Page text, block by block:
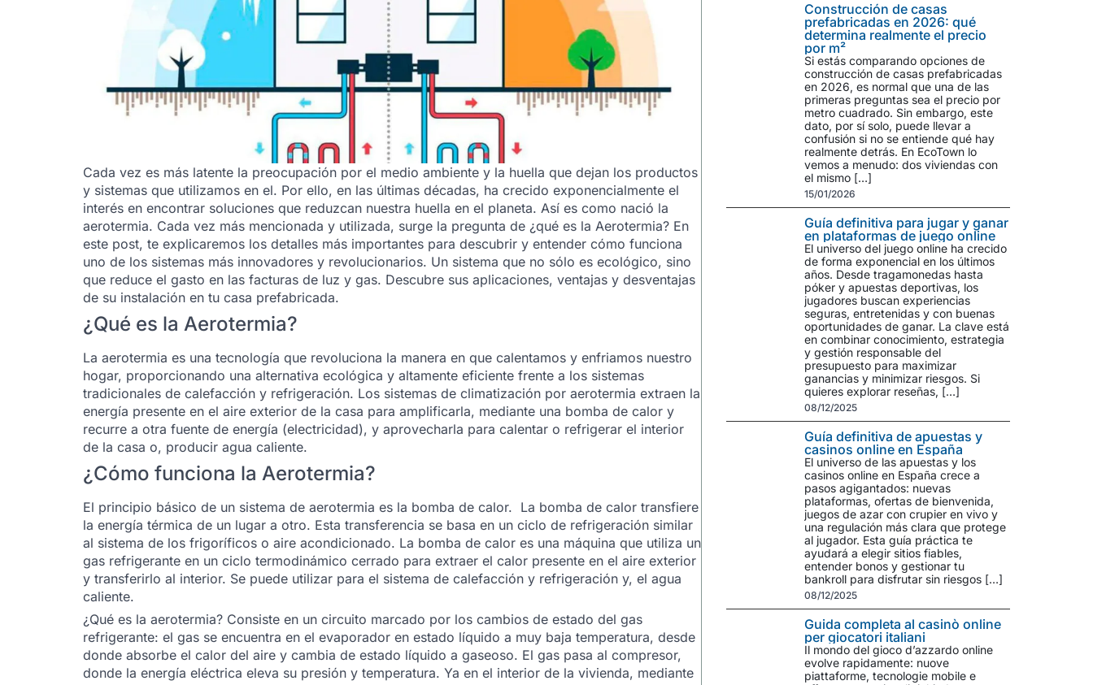
Cada vez es más latente la preocupación por el medio ambiente y la huella que dejan los productos
y sistemas que utilizamos en el. Por ello, en las últimas décadas, ha crecido exponencialmente el
interés en encontrar soluciones que reduzcan nuestra huella en el planeta. Así es como nació la
aerotermia. Cada vez más mencionada y utilizada, surge la pregunta de ¿qué es la Aerotermia? En
este post, te explicaremos los detalles más importantes para descubrir y entender cómo funciona
uno de los sistemas más innovadores y revolucionarios. Un sistema que no sólo es ecológico, sino
que reduce el gasto en las facturas de luz y gas. Descubre sus aplicaciones, ventajas y desventajas
de su instalación en tu casa prefabricada.
¿Qué es la Aerotermia?
La aerotermia es una tecnología que revoluciona la manera en que calentamos y enfriamos nuestro
hogar, proporcionando una alternativa ecológica y altamente eficiente frente a los sistemas
tradicionales de calefacción y refrigeración. Los sistemas de climatización por aerotermia extraen la
energía presente en el aire exterior de la casa para amplificarla, mediante una bomba de calor y
recurre a otra fuente de energía (electricidad), y aprovecharla para calentar o refrigerar el interior
de la casa o, producir agua caliente.
¿Cómo funciona la Aerotermia?
El principio básico de un sistema de aerotermia es la bomba de calor. La bomba de calor transfiere
la energía térmica de un lugar a otro. Esta transferencia se basa en un ciclo de refrigeración similar
al sistema de los frigoríficos o aire acondicionado. La bomba de calor es una máquina que utiliza un
gas refrigerante en un ciclo termodinámico cerrado para extraer el calor presente en el aire exterior
y transferirlo al interior. Se puede utilizar para el sistema de calefacción y refrigeración y, el agua
caliente.
¿Qué es la aerotermia? Consiste en un circuito marcado por los cambios de estado del gas
refrigerante: el gas se encuentra en el evaporador en estado líquido a muy baja temperatura, desde
donde absorbe el calor del aire y cambia de estado líquido a gaseoso. El gas pasa al compresor,
donde la energía eléctrica eleva su presión y temperatura. Ya en el interior de la vivienda, mediante
Construcción de casas
prefabricadas en 2026: qué
determina realmente el precio
por m²
Si estás comparando opciones de
construcción de casas prefabricadas
en 2026, es normal que una de las
primeras preguntas sea el precio por
metro cuadrado. Sin embargo, este
dato, por sí solo, puede llevar a
confusión si no se entiende qué hay
realmente detrás. En EcoTown lo
vemos a menudo: dos viviendas con
el mismo […]
15/01/2026
Guía definitiva para jugar y ganar
en plataformas de juego online
El universo del juego online ha crecido
de forma exponencial en los últimos
años. Desde tragamonedas hasta
póker y apuestas deportivas, los
jugadores buscan experiencias
seguras, entretenidas y con buenas
oportunidades de ganar. La clave está
en combinar conocimiento, estrategia
y gestión responsable del
presupuesto para maximizar
ganancias y minimizar riesgos. Si
quieres explorar reseñas, […]
08/12/2025
Guía definitiva de apuestas y
casinos online en España
El universo de las apuestas y los
casinos online en España crece a
pasos agigantados: nuevas
plataformas, ofertas de bienvenida,
juegos de azar con crupier en vivo y
una regulación más clara que protege
al jugador. Esta guía práctica te
ayudará a elegir sitios fiables,
entender bonos y gestionar tu
bankroll para disfrutar sin riesgos […]
08/12/2025
Guida completa al casinò online
per giocatori italiani
Il mondo del gioco d’azzardo online
evolve rapidamente: nuove
piattaforme, tecnologie mobile e